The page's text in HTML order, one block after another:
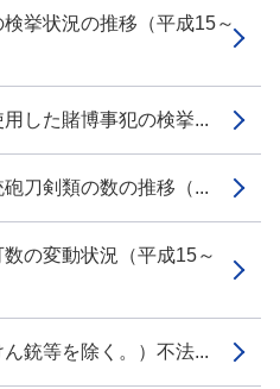
挙状況の推移（平成15～
した賭博事犯の検挙...
刀剣類の数の推移（...
の変動状況（平成15～
銃等を除く。）不法...